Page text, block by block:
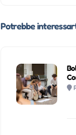
Potrebbe